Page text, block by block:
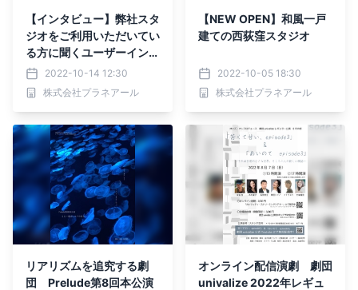
【インタビュー】弊社スタ
ジオをご利用いただいてい
る方に聞くユーザーインタ
ビュー。今回は動画クリエ
イターの「あごキングさ
ん」
2022-10-14 12:30
株式会社プラネアール
【NEW OPEN】和風一戸
建ての西荻窪スタジオ
2022-10-05 18:30
株式会社プラネアール
リアリズムを追究する劇
団 Prelude第8回本公演
オンライン配信演劇 劇団
univalize 2022年レギュ